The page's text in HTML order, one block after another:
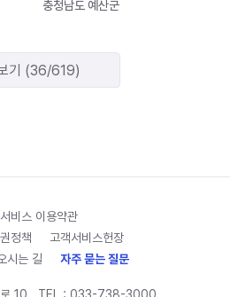
충청남도 예산군
기 (36/619)
비스 이용약관
정책
고객서비스헌장
시는 길 자주 묻는 질문